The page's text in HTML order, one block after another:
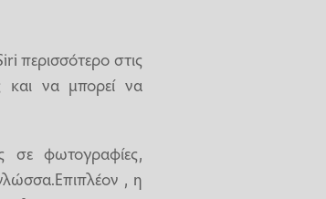
περισσότερο στις
και να μπορεί να
σε φωτογραφίες,
, η